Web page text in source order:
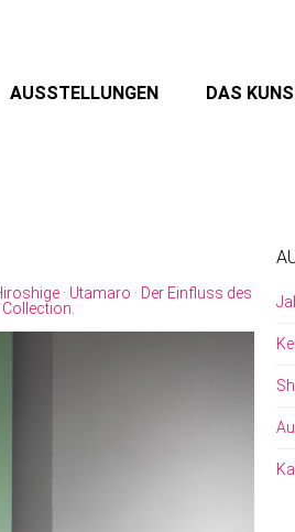
AUSSTELLUNGEN DAS
· Utamaro · Der Einfluss des